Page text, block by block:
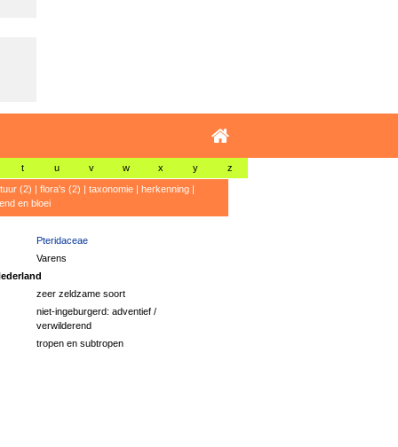
t u v w x y z
(2) | flora's (2) | taxonomie| herkenning|
en bloei
Pteridaceae
Varens
zeer zeldzame soort
niet-ingeburgerd: adventief /
verwilderend
tropen en subtropen